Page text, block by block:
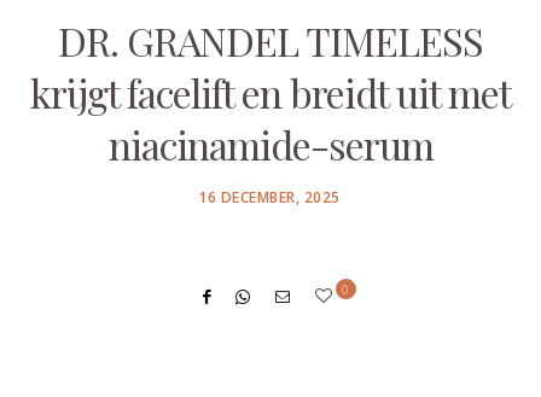
DR. GRANDEL TIMELESS
krijgt facelift en breidt uit met
niacinamide-serum
POSTED
16 DECEMBER, 2025
0